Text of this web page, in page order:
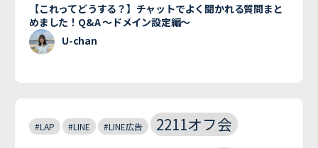
【これってどうする？】チャットでよく聞かれる質問まと
めました！Q&A 〜ドメイン設定編〜
U-chan
#LAP #LINE #LINE広告 2211オフ会